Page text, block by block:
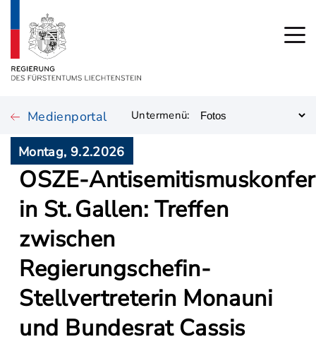
Medienportal Untermenü:
Montag, 9.2.2026
in St. Gallen: Treffen
zwischen
Regierungschefin-
Stellvertreterin Monauni
und Bundesrat Cassis